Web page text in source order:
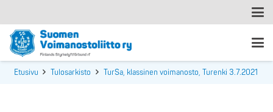
Etusivu Tulosarkisto TurSa, klassinen voimanosto, Turenki 3.7.2021